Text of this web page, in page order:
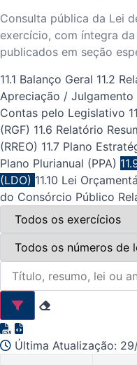
Consulta pública da Lei
exercício, com íntegra
publicados em seção
11.1 Balanço Geral 11.2
Apreciação / Julgamento
Contas pelo Legislativo
(RGF) 11.6 Relatório
(RREO) 11.7 Plano
Plano Plurianual (PPA)
(LDO) 11.10 Lei
do Consórcio Público
Última Atualização: